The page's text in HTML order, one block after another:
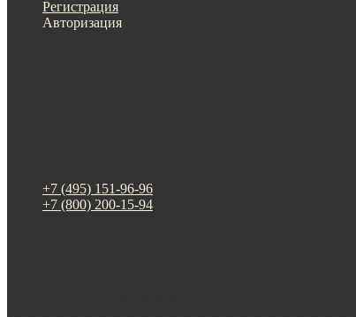
Регистрация
Авторизация
+7 (495) 151-96-96
+7 (800) 200-15-94